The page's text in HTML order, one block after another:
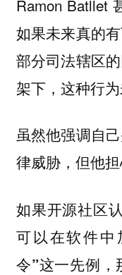
Ramon Batllet
如果未来真的
部分司法辖区
架下，这种行
虽然他强调自
律威胁，但他
如果开源社区
可以在软件中
令”这一先例